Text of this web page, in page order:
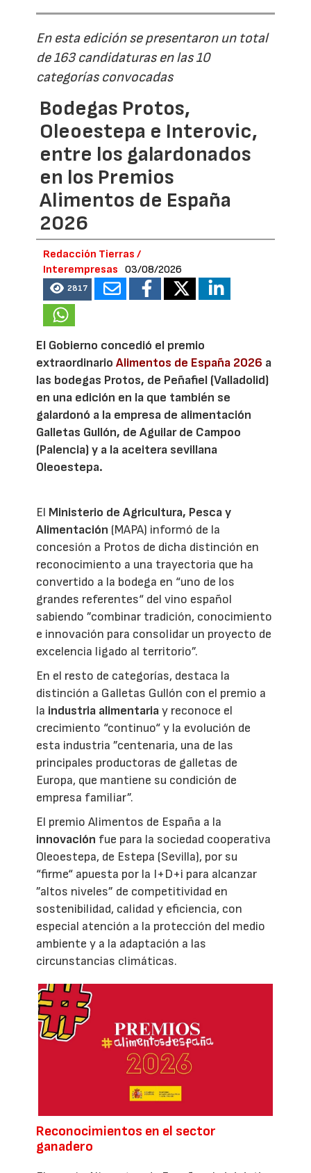
En esta edición se presentaron un total
de 163 candidaturas en las 10
categorías convocadas
Bodegas Protos,
Oleoestepa e Interovic,
entre los galardonados
en los Premios
Alimentos de España
2026
Redacción Tierras /
Interempresas
03/08/2026
2817
El Gobierno concedió el premio
extraordinarioAlimentos de España 2026 a
las bodegas Protos, de Peñafiel (Valladolid)
en una edición en la que también se
galardonó a la empresa de alimentación
Galletas Gullón, de Aguilar de Campoo
(Palencia) y a la aceitera sevillana
Oleoestepa.
El Ministerio de Agricultura, Pesca y
Alimentación (MAPA) informó de la
concesión a Protos de dicha distinción en
reconocimiento a una trayectoria que ha
convertido a la bodega en “uno de los
grandes referentes“ del vino español
sabiendo ”combinar tradición, conocimiento
e innovación para consolidar un proyecto de
excelencia ligado al territorio”.
En el resto de categorías, destaca la
distinción a Galletas Gullón con el premio a
la industria alimentariay reconoce el
crecimiento “continuo“ y la evolución de
esta industria ”centenaria, una de las
principales productoras de galletas de
Europa, que mantiene su condición de
empresa familiar”.
El premio Alimentos de España a la
innovación fue para la sociedad cooperativa
Oleoestepa, de Estepa (Sevilla), por su
“firme“ apuesta por la I+D+i para alcanzar
”altos niveles” de competitividad en
sostenibilidad, calidad y eficiencia, con
especial atención a la protección del medio
ambiente y a la adaptación a las
circunstancias climáticas.
Reconocimientos en el sector
ganadero